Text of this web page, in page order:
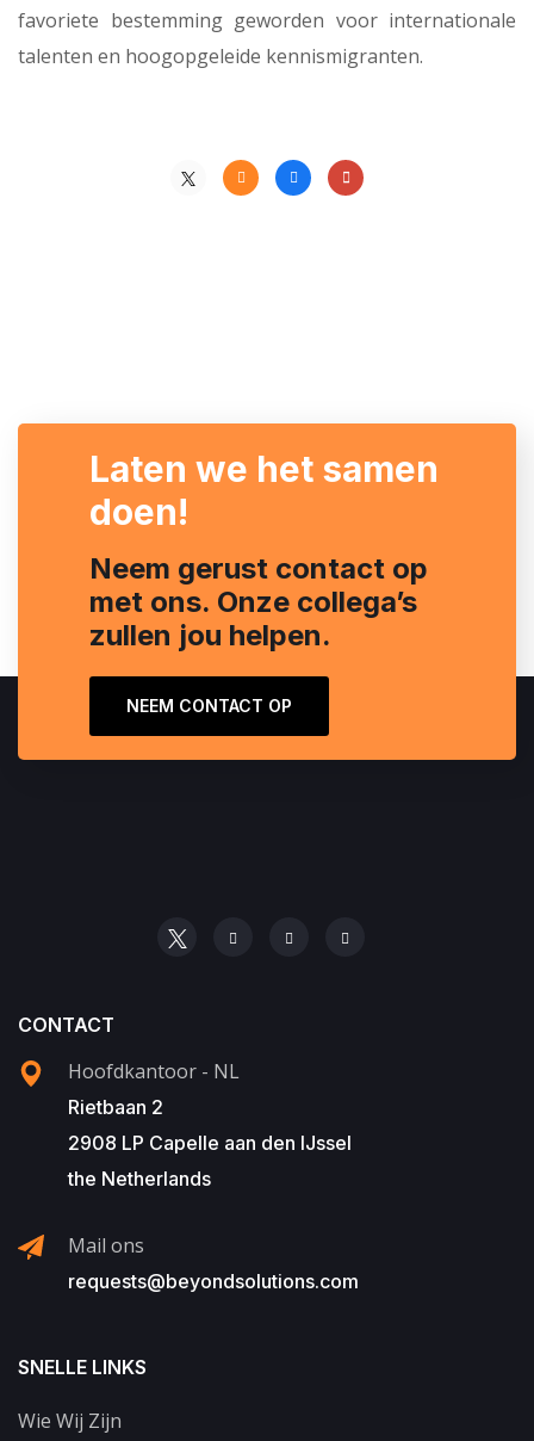
favoriete bestemming geworden voor internationale
talenten en hoogopgeleide kennismigranten.
Laten we het samen
doen!
Neem gerust contact op
met ons. Onze collega’s
zullen jou helpen.
NEEM CONTACT OP
CONTACT
Hoofdkantoor - NL
Rietbaan 2
2908 LP Capelle aan den IJssel
the Netherlands
Mail ons
requests@beyondsolutions.com
SNELLE LINKS
Wie Wij Zijn